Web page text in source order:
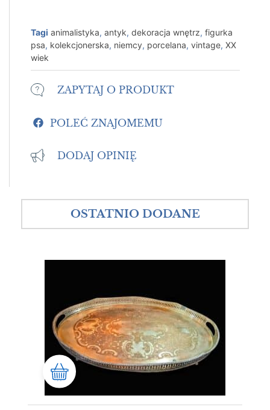
Tagi animalistyka, antyk, dekoracja wnętrz, figurka
psa, kolekcjonerska, niemcy, porcelana, vintage, XX
wiek
ZAPYTAJ O PRODUKT
POLEĆ ZNAJOMEMU
DODAJ OPINIĘ
OSTATNIO DODANE